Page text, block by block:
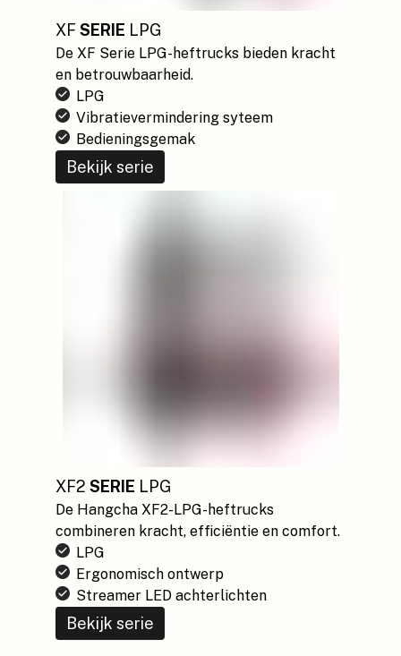
XF SERIE LPG
De XF Serie LPG-heftrucks bieden kracht
en betrouwbaarheid.
LPG
Vibratievermindering syteem
Bedieningsgemak
Bekijk serie
XF2 SERIE LPG
De Hangcha XF2-LPG-heftrucks
combineren kracht, efficiëntie en comfort.
LPG
Ergonomisch ontwerp
Streamer LED achterlichten
Bekijk serie